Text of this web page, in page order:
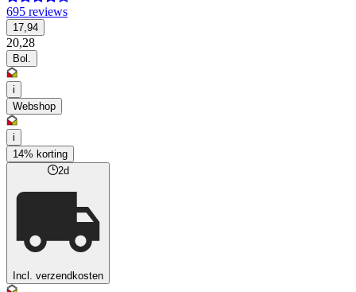
695 reviews
17,94
20,28
Bol.
i
Webshop
i
14% korting
2d
Incl. verzendkosten